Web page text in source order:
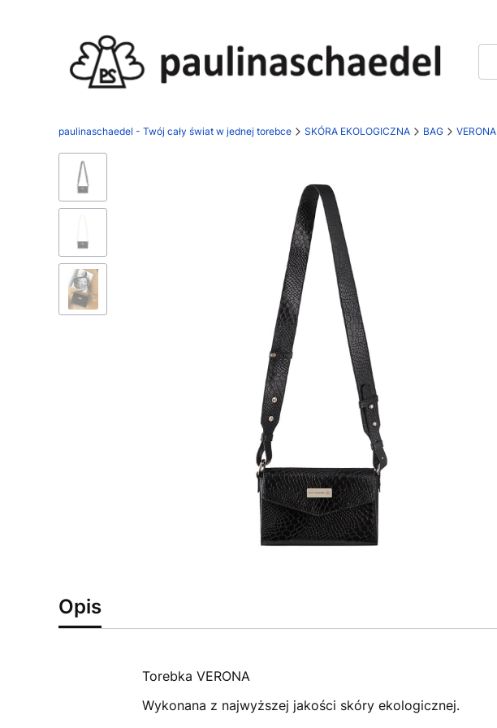
paulinaschaedel - Twój cały świat w jednej torebce SKÓRA EKOLOGICZNA BAG VERONA
Opis
Torebka VERONA
Wykonana z najwyższej jakości skóry ekologicznej.